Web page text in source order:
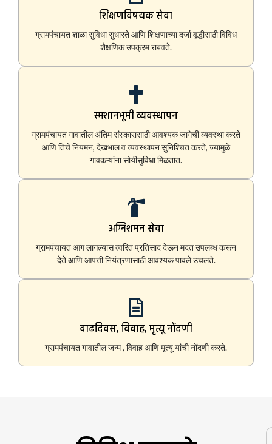
शिक्षणविषयक सेवा
ग्रामपंचायत शाळा सुविधा सुधारते आणि शिक्षणाच्या दर्जा वृद्धीसाठी विविध
शैक्षणिक उपक्रम राबवते.
स्मशानभूमी व्यवस्थापन
ग्रामपंचायत गावातील अंतिम संस्कारासाठी आवश्यक जागेची व्यवस्था करते
आणि तिचे नियमन, देखभाल व व्यवस्थापन सुनिश्चित करते, ज्यामुळे
गावकऱ्यांना सोयीसुविधा मिळतात.
अग्निशमन सेवा
ग्रामपंचायत आग लागल्यास त्वरित प्रतिसाद देऊन मदत उपलब्ध करून
देते आणि आपत्ती नियंत्रणासाठी आवश्यक पावले उचलते.
वाढदिवस, विवाह, मृत्यू नोंदणी
ग्रामपंचायत गावातील जन्म , विवाह आणि मृत्यू यांची नोंदणी करते.